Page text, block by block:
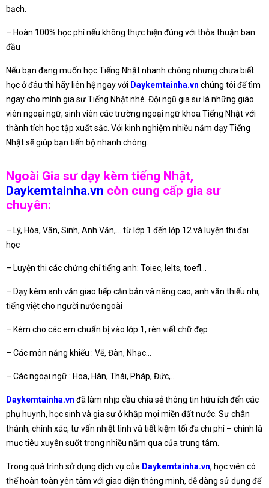
bạch.
– Hoàn 100% học phí nếu không thực hiện đúng với thỏa thuận ban
đầu
Nếu bạn đang muốn học Tiếng Nhật nhanh chóng nhưng chưa biết
học ở đâu thì hãy liên hệ ngay với Daykemtainha.vn chúng tôi để tìm
ngay cho mình gia sư Tiếng Nhật nhé. Đội ngũ gia sư là những giáo
viên ngoại ngữ, sinh viên các trường ngoại ngữ khoa Tiếng Nhật với
thành tích học tập xuất sắc. Với kinh nghiệm nhiều năm dạy Tiếng
Nhật sẽ giúp bạn tiến bộ nhanh chóng.
Ngoài Gia sư dạy kèm tiếng Nhật,
Daykemtainha.vn còn cung cấp gia sư
chuyên:
– Lý, Hóa, Văn, Sinh, Anh Văn,… từ lớp 1 đến lớp 12 và luyện thi đại
học
– Luyện thi các chứng chỉ tiếng anh: Toiec, Ielts, toefl…
– Dạy kèm anh văn giao tiếp căn bản và nâng cao, anh văn thiếu nhi,
tiếng việt cho người nước ngoài
– Kèm cho các em chuẩn bị vào lớp 1, rèn viết chữ đẹp
– Các môn năng khiếu : Vẽ, Đàn, Nhạc…
– Các ngoại ngữ : Hoa, Hàn, Thái, Pháp, Đức,…
Daykemtainha.vn đã làm nhịp cầu chia sẻ thông tin hữu ích đến các
phụ huynh, học sinh và gia sư ở khắp mọi miền đất nước. Sự chân
thành, chính xác, tư vấn nhiệt tình và tiết kiệm tối đa chi phí – chính là
mục tiêu xuyên suốt trong nhiều năm qua của trung tâm.
Trong quá trình sử dụng dịch vụ của Daykemtainha.vn, học viên có
thể hoàn toàn yên tâm với giao diện thông minh, dễ dàng sử dụng để